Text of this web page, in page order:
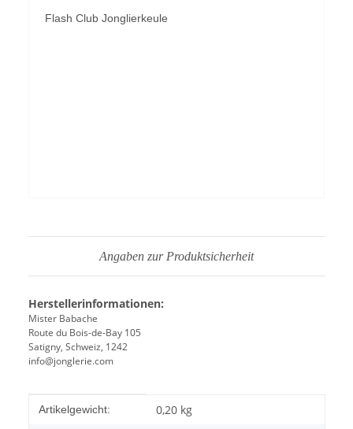
Flash Club Jonglierkeule
Angaben zur Produktsicherheit
Herstellerinformationen:
Mister Babache
Route du Bois-de-Bay 105
Satigny, Schweiz, 1242
info@jonglerie.com
Produkteigenschaft
Wert
Artikelgewicht: 0,20 kg